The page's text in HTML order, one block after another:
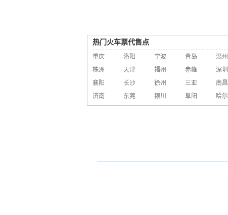
热门火车票代售点
重庆 洛阳 宁波 青岛 温州
株洲
天津 福州 赤峰 深圳
襄阳
长沙 徐州 三亚 南昌
济南
东莞 银川 阜阳 哈